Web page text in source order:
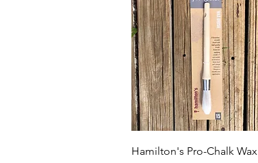
Vista rápida
Hamilton's Pro-Chalk Wax